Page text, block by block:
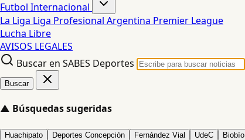
Futbol Internacional
La Liga Liga Profesional Argentina Premier League
Lucha Libre
AVISOS LEGALES
Buscar en SABES Deportes
Buscar
▲ Búsquedas sugeridas
Huachipato Deportes Concepción Fernández Vial UdeC Biobío